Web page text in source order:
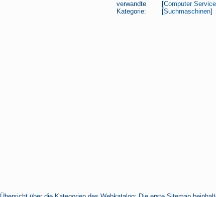
verwandte
Kategorie:
[Computer Service
[Suchmaschinen]